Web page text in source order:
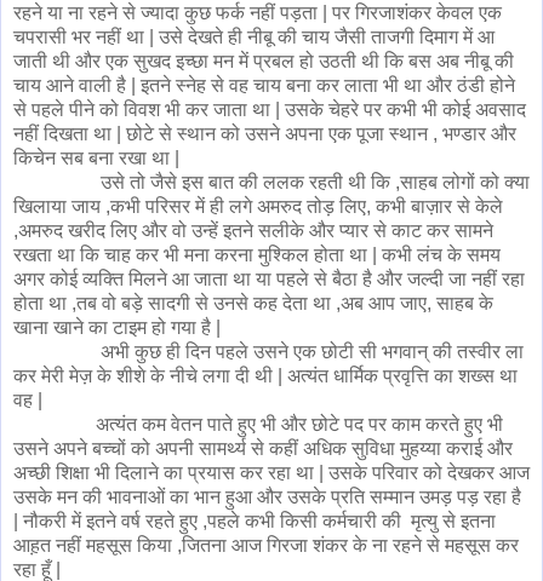
रहने या ना रहने से ज्यादा कुछ फर्क नहीं पड़ता | पर गिरजाशंकर केवल एक
चपरासी भर नहीं था | उसे देखते ही नीबू की चाय जैसी ताजगी दिमाग में आ
जाती थी और एक सुखद इच्छा मन में प्रबल हो उठती थी कि बस अब नीबू की
चाय आने वाली है | इतने स्नेह से वह चाय बना कर लाता भी था और ठंडी होने
से पहले पीने को विवश भी कर जाता था | उसके चेहरे पर कभी भी कोई अवसाद
नहीं दिखता था | छोटे से स्थान को उसने अपना एक पूजा स्थान , भण्डार और
किचेन सब बना रखा था |
उसे तो जैसे इस बात की ललक रहती थी कि ,साहब लोगों को क्या
खिलाया जाय ,कभी परिसर में ही लगे अमरुद तोड़ लिए, कभी बाज़ार से केले
,अमरुद खरीद लिए और वो उन्हें इतने सलीके और प्यार से काट कर सामने
रखता था कि चाह कर भी मना करना मुश्किल होता था | कभी लंच के समय
अगर कोई व्यक्ति मिलने आ जाता था या पहले से बैठा है और जल्दी जा नहीं रहा
होता था ,तब वो बड़े सादगी से उनसे कह देता था ,अब आप जाए, साहब के
खाना खाने का टाइम हो गया है |
अभी कुछ ही दिन पहले उसने एक छोटी सी भगवान् की तस्वीर ला
कर मेरी मेज़ के शीशे के नीचे लगा दी थी | अत्यंत धार्मिक प्रवृत्ति का शख्स था
वह |
अत्यंत कम वेतन पाते हुए भी और छोटे पद पर काम करते हुए भी
उसने अपने बच्चों को अपनी सामर्थ्य से कहीं अधिक सुविधा मुहय्या कराई और
अच्छी शिक्षा भी दिलाने का प्रयास कर रहा था | उसके परिवार को देखकर आज
उसके मन की भावनाओं का भान हुआ और उसके प्रति सम्मान उमड़ पड़ रहा है
| नौकरी में इतने वर्ष रहते हुए ,पहले कभी किसी कर्मचारी की मृत्यु से इतना
आह़त नहीं महसूस किया ,जितना आज गिरजा शंकर के ना रहने से महसूस कर
रहा हूँ |